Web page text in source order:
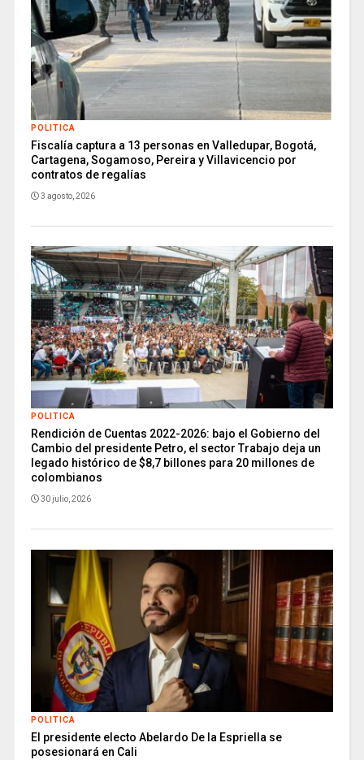
POLITICA
Fiscalía captura a 13 personas en Valledupar, Bogotá,
Cartagena, Sogamoso, Pereira y Villavicencio por
contratos de regalías
3 agosto, 2026
POLITICA
Rendición de Cuentas 2022-2026: bajo el Gobierno del
Cambio del presidente Petro, el sector Trabajo deja un
legado histórico de $8,7 billones para 20 millones de
colombianos
30 julio, 2026
POLITICA
El presidente electo Abelardo De la Espriella se
posesionará en Cali